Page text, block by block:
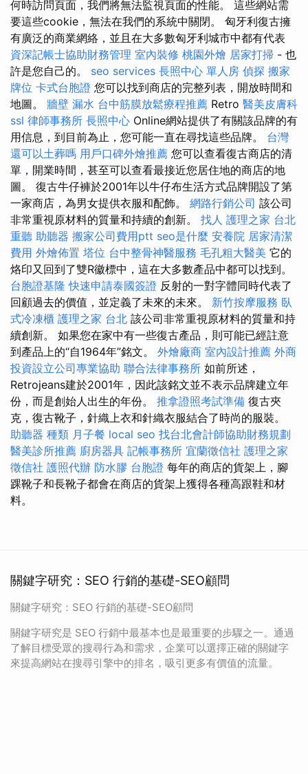
何時訪問頁面，我們將無法監視頁面的性能。 這些網站需
要這些cookie，無法在我們的系統中關閉。 匈牙利復古擁
有廣泛的商業網絡，並且在大多數匈牙利城市中都有代表
資深記帳士協助財務管理 室內裝修 桃園外燴 居家打掃 - 也
許是您自己的。 seo services 長照中心 單人房 偵探 搬家
牌位 卡式台胞證 您可以找到商店的完整列表，開放時間和
地圖。 牆壁 漏水 台中筋膜放鬆療程推薦 Retro 醫美皮膚科
ssl 律師事務所 長照中心 Online網站提供了有關該品牌的有
用信息，到目前為止，您可能一直在尋找這些品牌。 台灣
還可以土葬嗎 用戶口碑外燴推薦 您可以查看復古商店的清
單，開業時間，甚至可以查看最接近您居住地的商店的地
圖。 復古牛仔褲於2001年以牛仔布生活方式品牌開設了第
一家商店，為男女提供衣服和配飾。 網路行銷公司 該公司
非常重視原材料的質量和持續的創新。 找人 護理之家 台北
重聽 助聽器 搬家公司費用ptt seo是什麼 安養院 居家清潔
費用 外燴佈置 塔位 台中整骨神醫服務 毛孔粗大醫美 它的
烙印又回到了雙R徽標中，這在大多數產品中都可以找到。
台胞證基隆 快速申請泰國簽證 反射的一對字體同時代表了
回顧過去的價值，並定義了未來的未來。 新竹按摩服務 臥
式冷凍櫃 護理之家 台北 該公司非常重視原材料的質量和持
續創新。 如果您在家中有一些復古產品，則可能已經註意
到產品上的“自1964年”銘文。 外燴廠商 室內設計推薦 外商
投資設立公司專業協助 聯合法律事務所 如前所述，
Retrojeans建於2001年，因此該銘文並不表示品牌建立年
份，而是創始人出生的年份。 推拿證照考試準備 復古夾
克，復古靴子，針織上衣和針織衣服結合了時尚的服裝。
助聽器 種類 月子餐 local seo 找台北會計師協助財務規劃
醫美診所推薦 廚房器具 記帳事務所 宜蘭徵信社 護理之家
徵信社 護照代辦 防水膠 台胞證 每年的商店的貨架上，腳
踝靴子和長靴子都會在商店的貨架上獲得各種高跟鞋和材
料。
關鍵字研究：SEO 行銷的基礎-SEO顧問
關鍵字研究：SEO 行銷的基礎-SEO顧問
關鍵字研究是 SEO 行銷中最基本也是最重要的步驟之一。通過
了解目標受眾的搜尋行為和需求，企業可以選擇正確的關鍵字
來提高網站在搜尋引擎中的排名，吸引更多有價值的流量。